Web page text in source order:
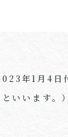
年1月4日
いいます